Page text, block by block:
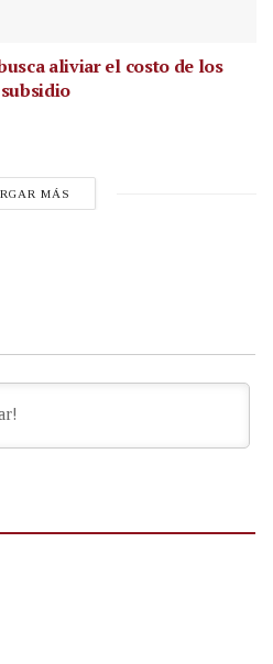
aliviar el costo de los
MÁS